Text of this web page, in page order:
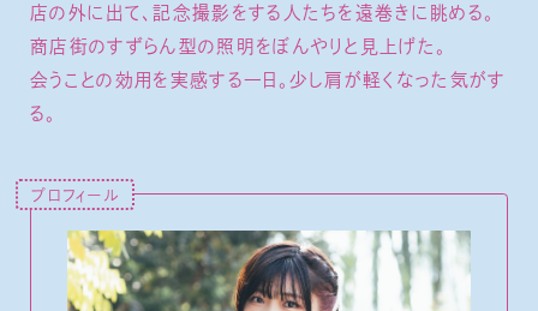
店の外に出て、記念撮影をする人たちを遠巻きに眺める。
商店街のすずらん型の照明をぼんやりと見上げた。
会うことの効用を実感する一日。少し肩が軽くなった気がす
る。
プロフィール